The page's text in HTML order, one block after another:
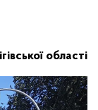
області